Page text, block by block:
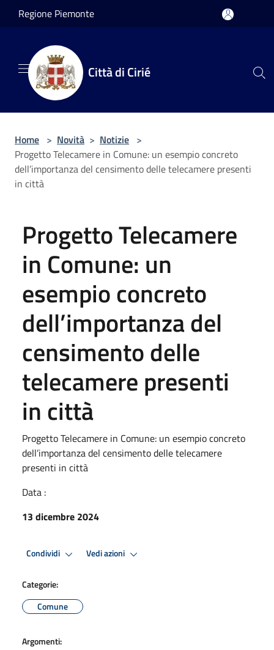
Salta al contenuto principale
Regione Piemonte
Città di Cirié
Home > Novità > Notizie >
Progetto Telecamere in Comune: un esempio concreto
dell’importanza del censimento delle telecamere presenti
in città
Progetto Telecamere
in Comune: un
esempio concreto
dell’importanza del
censimento delle
telecamere presenti
in città
Progetto Telecamere in Comune: un esempio concreto
dell’importanza del censimento delle telecamere
presenti in città
Data :
13 dicembre 2024
Condividi Vedi azioni
Categorie:
Comune
Argomenti: